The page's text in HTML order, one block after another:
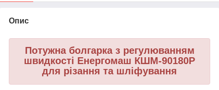
Опис
Потужна болгарка з регулюванням
швидкості Енергомаш КШМ-90180Р
для різання та шліфування